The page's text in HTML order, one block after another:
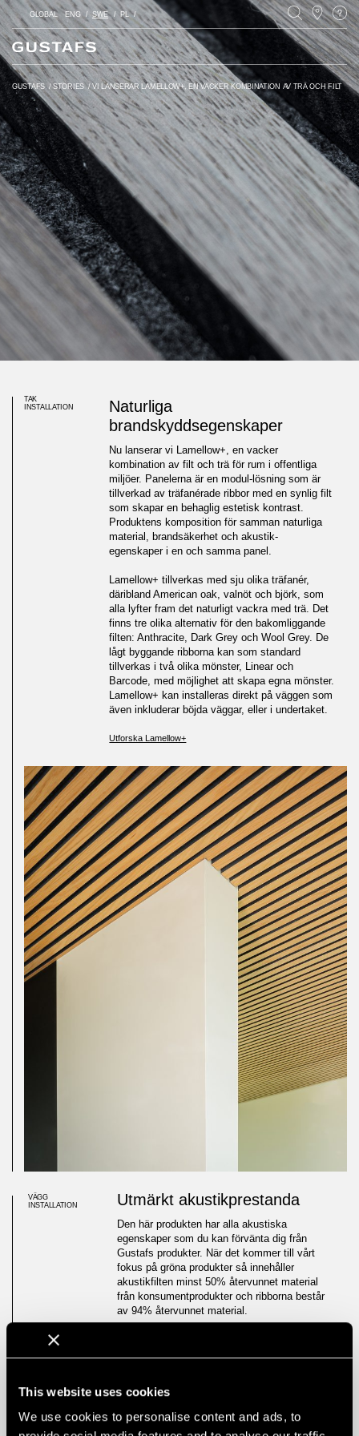
This website uses cookies
We use cookies to personalise content and ads, to
GLOBAL ENG SWE PL
GUSTAFS /STORIES /VI LANSERAR LAMELLOW+, EN VACKER KOMBINATION AV TRÄ OCH FILT
Vi lanserar Lamellow+, en
vacker kombination av trä och
TAK
INSTALLATION
Naturliga
brandskyddsegenskaper
Nu lanserar vi Lamellow+, en vacker
kombination av filt och trä för rum i offentliga
miljöer. Panelerna är en modul-lösning som är
tillverkad av träfanérade ribbor med en synlig filt
som skapar en behaglig estetisk kontrast.
Produktens komposition för samman naturliga
material, brandsäkerhet och akustik-
egenskaper i en och samma panel.
Lamellow+ tillverkas med sju olika träfanér,
däribland American oak, valnöt och björk, som
alla lyfter fram det naturligt vackra med trä. Det
finns tre olika alternativ för den bakomliggande
filten: Anthracite, Dark Grey och Wool Grey. De
lågt byggande ribborna kan som standard
tillverkas i två olika mönster, Linear och
Barcode, med möjlighet att skapa egna mönster.
Lamellow+ kan installeras direkt på väggen som
även inkluderar böjda väggar, eller i undertaket.
Utforska Lamellow+
VÄGG
INSTALLATION
Utmärkt akustikprestanda
Den här produkten har alla akustiska
egenskaper som du kan förvänta dig från
Gustafs produkter. När det kommer till vårt
fokus på gröna produkter så innehåller
akustikfilten minst 50% återvunnet material
från konsumentprodukter och ribborna består
av 94% återvunnet material.
kompositionen av materialet; ribbornas kärna
som är tillverkade av fibergips, som ger
Lamellow+ ett naturligt brandskydd och som